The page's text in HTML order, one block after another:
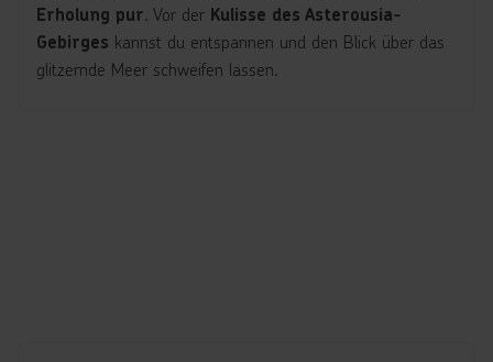
Erholung pur. Vor der Kulisse des Asterousia-
Gebirges kannst du entspannen und den Blick über das
glitzernde Meer schweifen lassen.